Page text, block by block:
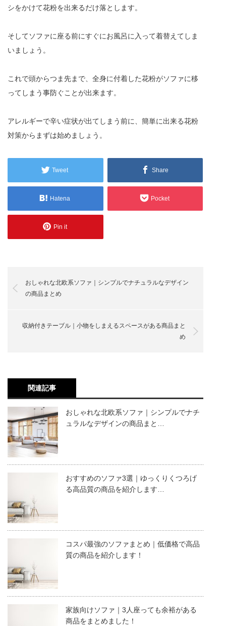
シをかけて花粉を出来るだけ落とします。
そしてソファに座る前にすぐにお風呂に入って着替えてしま
いましょう。
これで頭からつま先まで、全身に付着した花粉がソファに移
ってしまう事防ぐことが出来ます。
アレルギーで辛い症状が出てしまう前に、簡単に出来る花粉
対策からまずは始めましょう。
Tweet Share
Hatena Pocket
Pin it
おしゃれな北欧系ソファ｜シンプルでナチュラルなデザイン
の商品まとめ
収納付きテーブル｜小物をしまえるスペースがある商品まと
め
関連記事
おしゃれな北欧系ソファ｜シンプルでナチ
ュラルなデザインの商品まと…
おすすめのソファ3選｜ゆっくりくつろげ
る高品質の商品を紹介します…
コスパ最強のソファまとめ｜低価格で高品
質の商品を紹介します！
家族向けソファ｜3人座っても余裕がある
商品をまとめました！